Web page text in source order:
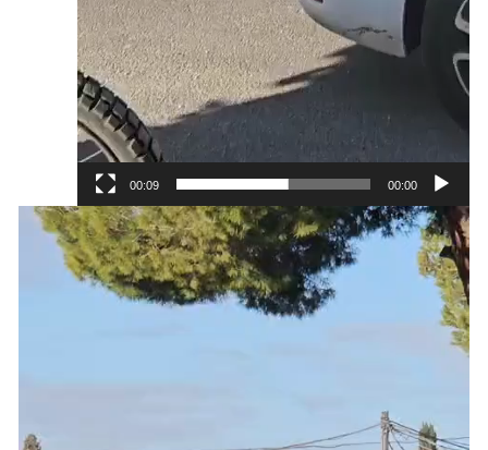
00:00
00:09
נגן
וידאו